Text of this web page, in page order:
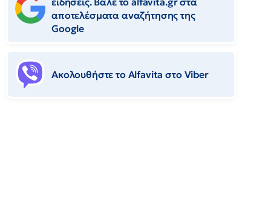
αποτελέσματα αναζήτησης της
Google
Ακολουθήστε το Αlfavita στο Viber